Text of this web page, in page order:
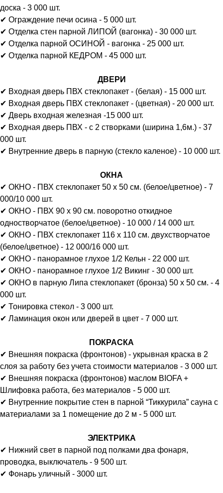
доска - 3 000 шт.
✔ Ограждение печи осина - 5 000 шт.
✔ Отделка стен парной ЛИПОЙ (вагонка) - 30 000 шт.
✔ Отделка парной ОСИНОЙ - вагонка - 25 000 шт.
✔ Отделка парной КЕДРОМ - 45 000 шт.
ДВЕРИ
✔ Входная дверь ПВХ стеклопакет - (белая) - 15 000 шт.
✔ Входная дверь ПВХ стеклопакет - (цветная) - 20 000 шт.
✔ Дверь входная железная -15 000 шт.
✔ Входная дверь ПВХ - с 2 створками (ширина 1,6м.) - 37
000 шт.
✔ Внутренние дверь в парную (стекло каленое) - 10 000 шт.
ОКНА
✔ ОКНО - ПВХ стеклопакет 50 х 50 см. (белое/цветное) - 7
000/10 000 шт.
✔ ОКНО - ПВХ 90 х 90 см. поворотно откидное
одностворчатое (белое/цветное) - 10 000 / 14 000 шт.
✔ ОКНО - ПВХ стеклопакет 116 х 110 см. двухстворчатое
(белое/цветное) - 12 000/16 000 шт.
✔ ОКНО - панорамное глухое 1/2 Кельн - 22 000 шт.
✔ ОКНО - панорамное глухое 1/2 Викинг - 30 000 шт.
✔ ОКНО в парную Липа стеклопакет (бронза) 50 х 50 см. - 4
000 шт.
✔ Тонировка стекол - 3 000 шт.
✔ Ламинация окон или дверей в цвет - 7 000 шт.
ПОКРАСКА
✔ Внешняя покраска (фронтонов) - укрывная краска в 2
слоя за работу без учета стоимости материалов - 3 000 шт.
✔ Внешняя покраска (фронтонов) маслом BIOFA +
Шлифовка работа, без материалов - 5 000 шт.
✔ Внутренние покрытие стен в парной “Тиккурила” сауна с
материалами за 1 помещение до 2 м - 5 000 шт.
ЭЛЕКТРИКА
✔ Нижний свет в парной под полками два фонаря,
проводка, выключатель - 9 500 шт.
✔ Фонарь уличный - 3000 шт.